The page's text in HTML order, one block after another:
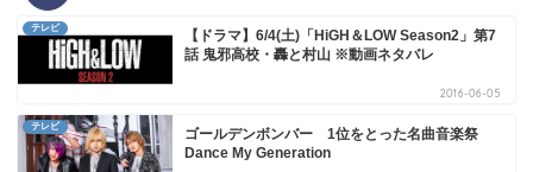
テレビ
【ドラマ】6/4(土)「HiGH＆LOW Season2」第7
話 鬼邪高校・轟と村山 ※動画ネタバレ
2016-06-05
テレビ
ゴールデンボンバー 1位をとった名曲音楽祭
Dance My Generation